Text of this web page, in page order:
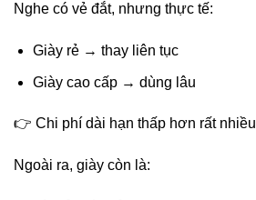
Nghe có vẻ đắt, nhưng thực tế:
Giày rẻ → thay liên tục
Giày cao cấp → dùng lâu
👉 Chi phí dài hạn thấp hơn rất nhiều
Ngoài ra, giày còn là: